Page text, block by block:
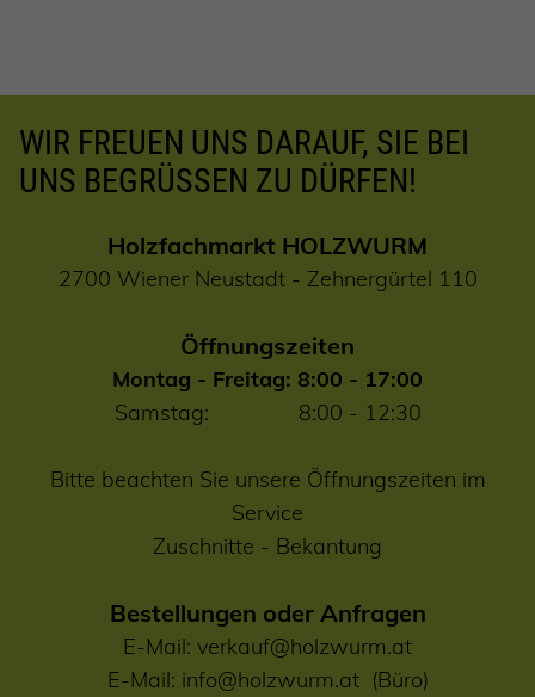
WIR FREUEN UNS DARAUF, SIE BEI
UNS BEGRÜSSEN ZU DÜRFEN!
Holzfachmarkt HOLZWURM
2700 Wiener Neustadt - Zehnergürtel 110
Öffnungszeiten
Montag - Freitag: 8:00 - 17:00
Samstag: 8:00 - 12:30
Bitte beachten Sie unsere Öffnungszeiten im
Service
Zuschnitte - Bekantung
Bestellungen oder Anfragen
E-Mail: verkauf@holzwurm.at
E-Mail: info@holzwurm.at(Büro)